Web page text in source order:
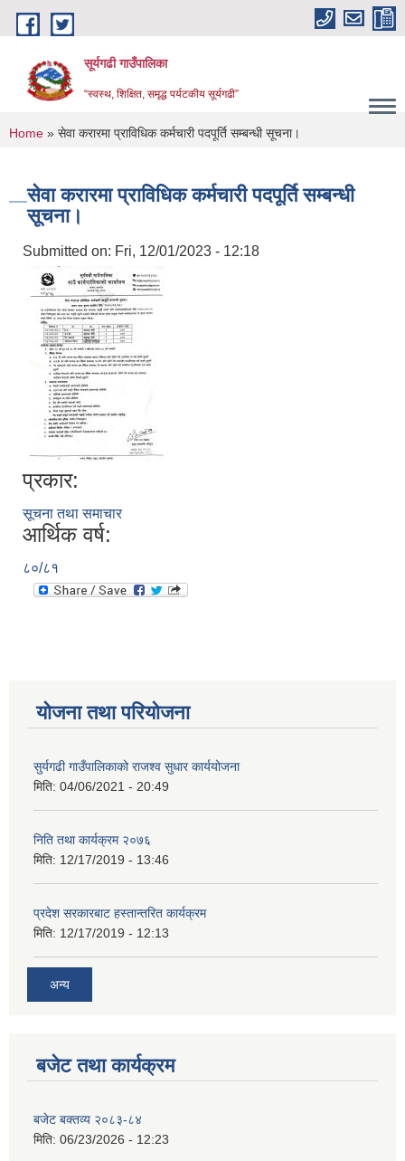
Skip to main content
सूर्यगढी गाउँपालिका
“स्वस्थ, शिक्षित, समृद्ध पर्यटकीय सूर्यगढी”
You are here
Home » सेवा करारमा प्राविधिक कर्मचारी पदपूर्ति सम्बन्धी सूचना।
सेवा करारमा प्राविधिक कर्मचारी पदपूर्ति सम्बन्धी
सूचना।
Submitted on: Fri, 12/01/2023 - 12:18
प्रकार:
सूचना तथा समाचार
आर्थिक वर्ष:
८०/८१
योजना तथा परियोजना
सुर्यगढी गाउँपालिकाको राजश्व सुधार कार्ययोजना
मिति: 04/06/2021 - 20:49
निति तथा कार्यक्रम २०७६
मिति: 12/17/2019 - 13:46
प्रदेश सरकारबाट हस्तान्तरित कार्यक्रम
मिति: 12/17/2019 - 12:13
अन्य
बजेट तथा कार्यक्रम
बजेट बक्तव्य २०८३-८४
मिति: 06/23/2026 - 12:23